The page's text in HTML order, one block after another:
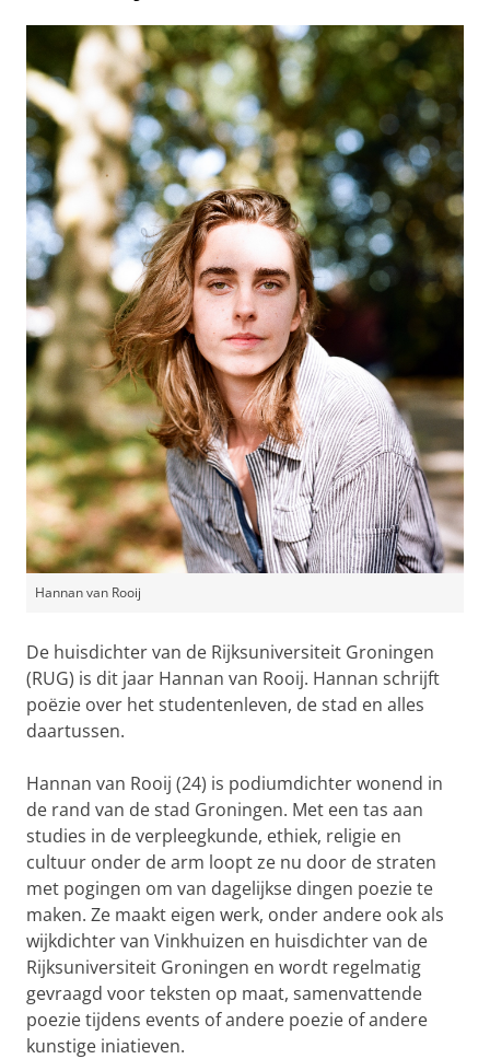
Hannan van Rooij
De huisdichter van de Rijksuniversiteit Groningen
(RUG) is dit jaar Hannan van Rooij. Hannan schrijft
poëzie over het studentenleven, de stad en alles
daartussen.
Hannan van Rooij (24) is podiumdichter wonend in
de rand van de stad Groningen. Met een tas aan
studies in de verpleegkunde, ethiek, religie en
cultuur onder de arm loopt ze nu door de straten
met pogingen om van dagelijkse dingen poezie te
maken. Ze maakt eigen werk, onder andere ook als
wijkdichter van Vinkhuizen en huisdichter van de
Rijksuniversiteit Groningen en wordt regelmatig
gevraagd voor teksten op maat, samenvattende
poezie tijdens events of andere poezie of andere
kunstige iniatieven.